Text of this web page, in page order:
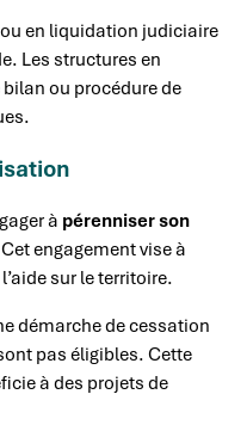
en liquidation judiciaire
Les structures en
ou procédure de
à pérenniser son
engagement vise à
sur le territoire.
démarche de cessation
pas éligibles. Cette
à des projets de